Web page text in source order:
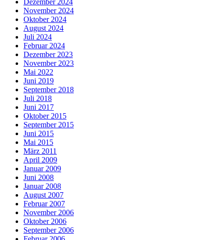
Dezember 2024
November 2024
Oktober 2024
August 2024
Juli 2024
Februar 2024
Dezember 2023
November 2023
Mai 2022
Juni 2019
September 2018
Juli 2018
Juni 2017
Oktober 2015
September 2015
Juni 2015
Mai 2015
März 2011
April 2009
Januar 2009
Juni 2008
Januar 2008
August 2007
Februar 2007
November 2006
Oktober 2006
September 2006